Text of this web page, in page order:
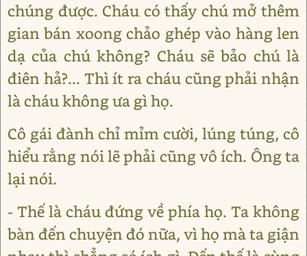
chúng được. Cháu có thấy chú mở thêm
gian bán xoong chảo ghép vào hàng len
dạ của chú không? Cháu sẽ bảo chú là
điên hả?... Thì ít ra cháu cũng phải nhận
là cháu không ưa gì họ.
Cô gái đành chỉ mỉm cười, lúng túng, cô
hiểu rằng nói lẽ phải cũng vô ích. Ông ta
lại nói.
- Thế là cháu đứng về phía họ. Ta không
bàn đến chuyện đó nữa, vì họ mà ta giận